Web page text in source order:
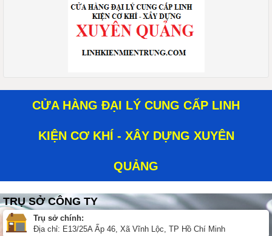
CỬA HÀNG ĐẠI LÝ CUNG CẤP LINH
KIỆN CƠ KHÍ - XÂY DỰNG XUYÊN
QUẢNG
TRỤ SỞ CÔNG TY
Trụ sở chính:
Địa chỉ: E13/25A Ấp 46, Xã Vĩnh Lộc, TP Hồ Chí Minh